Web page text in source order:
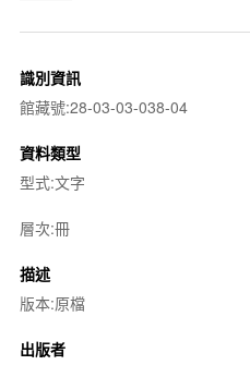
識別資訊
館藏號:28-03-03-038-04
資料類型
型式:文字
層次:冊
描述
版本:原檔
出版者